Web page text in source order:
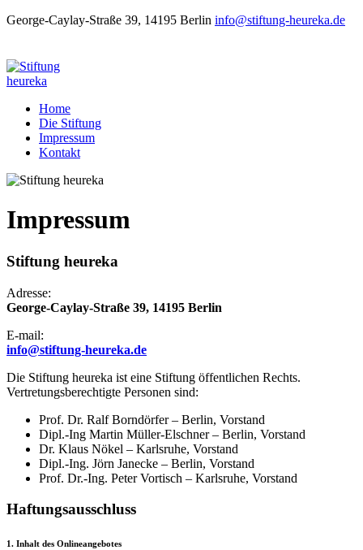
George-Caylay-Straße 39, 14195 Berlin info@stiftung-heureka.de
Home
Die Stiftung
Impressum
Kontakt
Impressum
Stiftung heureka
Adresse:
George-Caylay-Straße 39, 14195 Berlin
E-mail:
info@stiftung-heureka.de
Die Stiftung heureka ist eine Stiftung öffentlichen Rechts.
Vertretungsberechtigte Personen sind:
Prof. Dr. Ralf Borndörfer – Berlin, Vorstand
Dipl.-Ing Martin Müller-Elschner – Berlin, Vorstand
Dr. Klaus Nökel – Karlsruhe, Vorstand
Dipl.-Ing. Jörn Janecke – Berlin, Vorstand
Prof. Dr.-Ing. Peter Vortisch – Karlsruhe, Vorstand
Haftungsausschluss
1. Inhalt des Onlineangebotes